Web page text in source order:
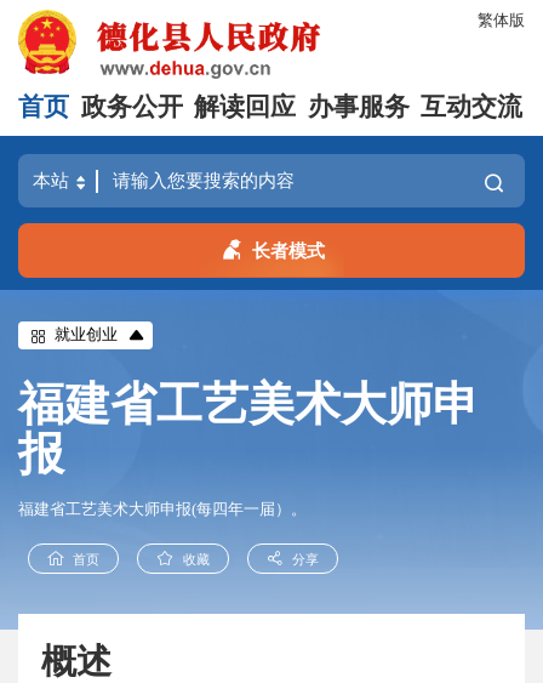
繁体版
首页 政务公开 解读回应 办事服务 互动交流
长者模式
就业创业
福建省工艺美术大师申
报
福建省工艺美术大师申报(每四年一届）。
首页 收藏 分享
概述